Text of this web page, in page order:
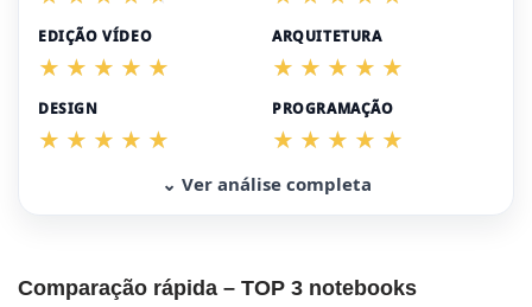
EDIÇÃO VÍDEO ARQUITETURA
DESIGN PROGRAMAÇÃO
⌄ Ver análise completa
Comparação rápida – TOP 3 notebooks